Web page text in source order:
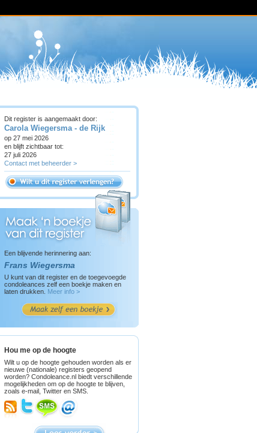
Dit register is aangemaakt door:
Carola Wiegersma - de Rijk
op 27 mei 2026
en blijft zichtbaar tot:
27 juli 2026
Contact met beheerder >
Een blijvende herinnering aan:
Frans Wiegersma
U kunt van dit register en de toegevoegde
condoleances zelf een boekje maken en
laten drukken.
Meer info >
Hou me op de hoogte
Wilt u op de hoogte gehouden worden als er
nieuwe (nationale) registers geopend
worden? Condoleance.nl biedt verschillende
mogelijkheden om op de hoogte te blijven,
zoals e-mail, Twitter en SMS.